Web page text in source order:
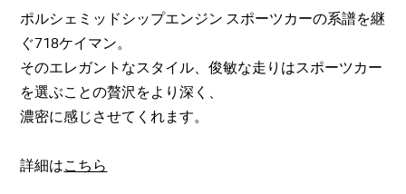
ポルシェミッドシップエンジン スポーツカーの系譜を継
ぐ718ケイマン。
そのエレガントなスタイル、俊敏な走りはスポーツカー
を選ぶことの贅沢をより深く、
濃密に感じさせてくれます。
詳細はこちら